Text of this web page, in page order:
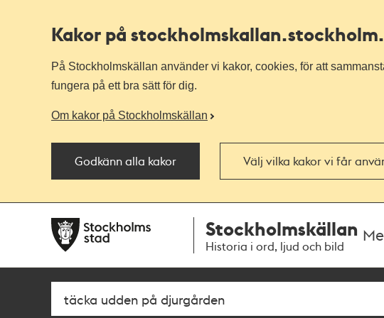
Kakor på stockholmskallan
På Stockholmskällan använder vi kakor, cookies, för att
fungera på ett bra sätt för dig.
Om kakor på Stockholmskällan
Godkänn alla kakor Välj vilka kakor vi får
navigationen
huvudinnehållet
Stockholmskällan
Historia i ord, ljud och bild
Sök